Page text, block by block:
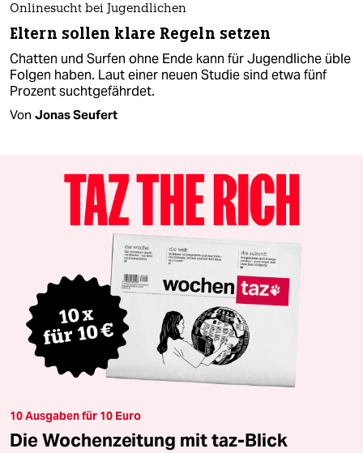
Onlinesucht bei Jugendlichen
Eltern sollen klare Regeln setzen
Chatten und Surfen ohne Ende kann für Jugendliche üble
Folgen haben. Laut einer neuen Studie sind etwa fünf
Prozent suchtgefährdet.
Von Jonas Seufert
10 Ausgaben für 10 Euro
Die Wochenzeitung mit taz-Blick